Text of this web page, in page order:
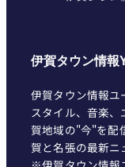
伊賀タウン情報
伊賀タウン情報ユ
スタイル、音楽
賀地域の"今"を配
賀と名張の最新ニ